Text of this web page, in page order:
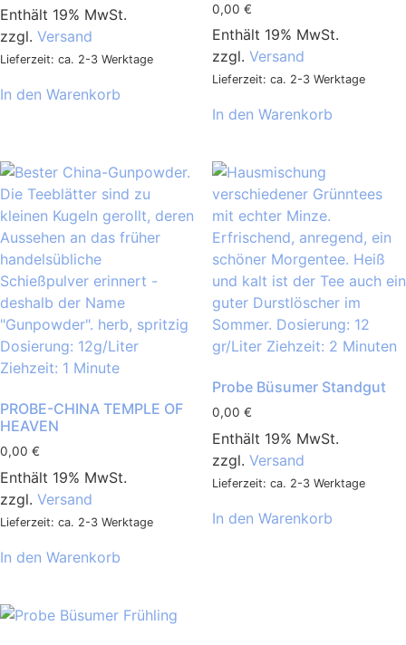
Enthält 19% MwSt.
zzgl. Versand
Lieferzeit: ca. 2-3 Werktage
In den Warenkorb
0,00 €
Enthält 19% MwSt.
zzgl. Versand
Lieferzeit: ca. 2-3 Werktage
In den Warenkorb
PROBE-CHINA TEMPLE OF
HEAVEN
0,00 €
Enthält 19% MwSt.
zzgl. Versand
Lieferzeit: ca. 2-3 Werktage
In den Warenkorb
Probe Büsumer Standgut
0,00 €
Enthält 19% MwSt.
zzgl. Versand
Lieferzeit: ca. 2-3 Werktage
In den Warenkorb